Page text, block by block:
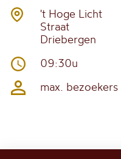
't Hoge Licht
Straat
Driebergen
09:30u
max. bezoekers